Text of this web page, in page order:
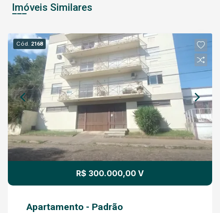
Imóveis Similares
Cód. 2168
R$ 300.000,00 V
Apartamento - Padrão